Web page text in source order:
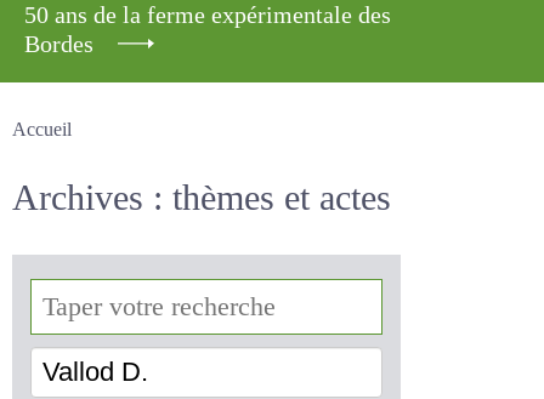
50 ans de la ferme expérimentale des
Bordes
Accueil
Archives : thèmes et actes